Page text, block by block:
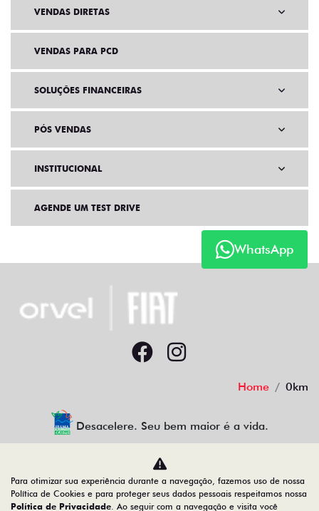
WhatsApp
VENDAS DIRETAS
VENDAS PARA PCD
SOLUÇÕES FINANCEIRAS
PÓS VENDAS
INSTITUCIONAL
AGENDE UM TEST DRIVE
Home 0km
Desacelere. Seu bem maior é a vida.
Orvel Automotor FIT Ltda
Para otimizar sua experiência durante a navegação, fazemos uso de nossa
Política de Cookies e para proteger seus dados pessoais respeitamos nossa
Política de Privacidade. Ao seguir com a navegação e visita você